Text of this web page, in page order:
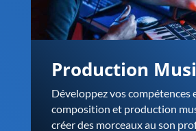
Production
Développez vos compétences
composition et production
créer des morceaux au son